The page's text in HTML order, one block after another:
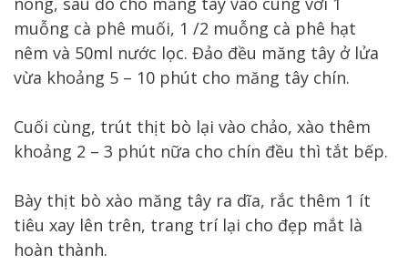
muỗng cà phê muối, 1 /2 muỗng cà phê hạt
nêm và 50ml nước lọc. Đảo đều măng tây ở lửa
vừa khoảng 5 – 10 phút cho măng tây chín.
Cuối cùng, trút thịt bò lại vào chảo, xào thêm
khoảng 2 – 3 phút nữa cho chín đều thì tắt bếp.
Bày thịt bò xào măng tây ra dĩa, rắc thêm 1 ít
tiêu xay lên trên, trang trí lại cho đẹp mắt là
hoàn thành.